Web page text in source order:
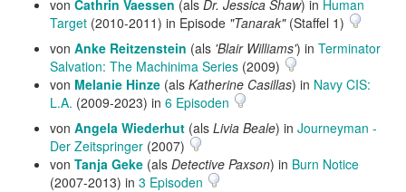
von Cathrin Vaessen (als Dr. Jessica Shaw) in Human
Target (2010-2011) in Episode "Tanarak"(Staffel 1)
von Anke Reitzenstein (als 'Blair Williams') in Terminator
Salvation: The Machinima Series (2009)
von Melanie Hinze (als Katherine Casillas) in Navy CIS:
L.A. (2009-2023) in 6 Episoden
von Angela Wiederhut (als Livia Beale) in Journeyman -
Der Zeitspringer (2007)
von Tanja Geke (als Detective Paxson) in Burn Notice
(2007-2013) in 3 Episoden